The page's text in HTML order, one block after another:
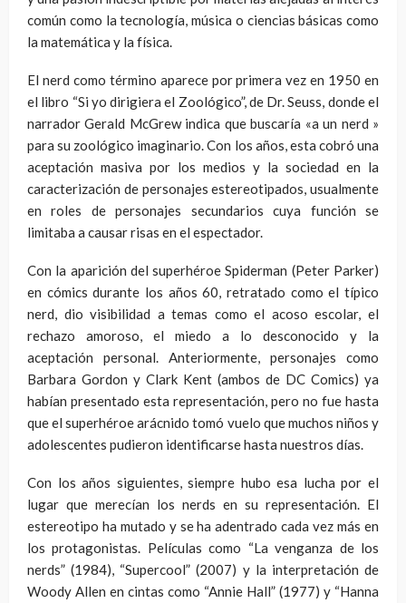
común como la tecnología, música o ciencias básicas como
la matemática y la física.
El nerd como término aparece por primera vez en 1950 en
el libro “Si yo dirigiera el Zoológico”, de Dr. Seuss, donde el
narrador Gerald McGrew indica que buscaría «a un nerd »
para su zoológico imaginario. Con los años, esta cobró una
aceptación masiva por los medios y la sociedad en la
caracterización de personajes estereotipados, usualmente
en roles de personajes secundarios cuya función se
limitaba a causar risas en el espectador.
Con la aparición del superhéroe Spiderman (Peter Parker)
en cómics durante los años 60, retratado como el típico
nerd, dio visibilidad a temas como el acoso escolar, el
rechazo amoroso, el miedo a lo desconocido y la
aceptación personal. Anteriormente, personajes como
Barbara Gordon y Clark Kent (ambos de DC Comics) ya
habían presentado esta representación, pero no fue hasta
que el superhéroe arácnido tomó vuelo que muchos niños y
adolescentes pudieron identificarse hasta nuestros días.
Con los años siguientes, siempre hubo esa lucha por el
lugar que merecían los nerds en su representación. El
estereotipo ha mutado y se ha adentrado cada vez más en
los protagonistas. Películas como “La venganza de los
nerds” (1984), “Supercool” (2007) y la interpretación de
Woody Allen en cintas como “Annie Hall” (1977) y “Hanna